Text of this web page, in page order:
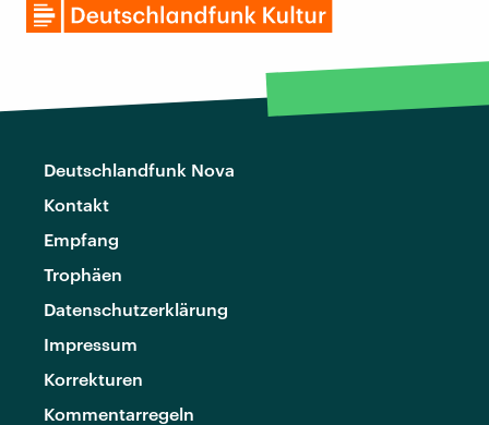
Deutschlandfunk Nova
Kontakt
Empfang
Trophäen
Datenschutzerklärung
Impressum
Korrekturen
Kommentarregeln